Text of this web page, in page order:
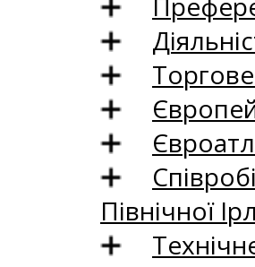
Північної